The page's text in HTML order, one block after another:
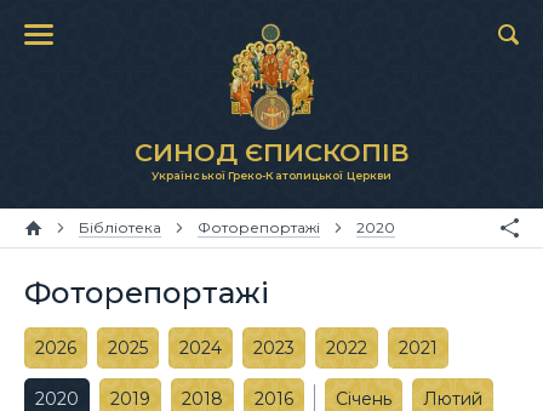
СИНОД ЄПИСКОПІВ
Української Греко-Католицької Церкви
Бібліотека Фоторепортажі 2020
Фоторепортажі
2026 2025 2024 2023 2022 2021
2020 2019 2018 2016 Січень Лютий